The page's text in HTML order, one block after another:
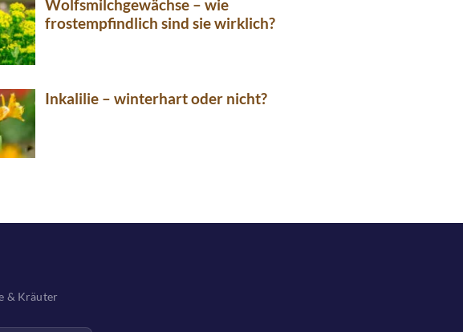
Wolfsmilchgewächse – wie
frostempfindlich sind sie wirklich?
Inkalilie – winterhart oder nicht?
& Kräuter